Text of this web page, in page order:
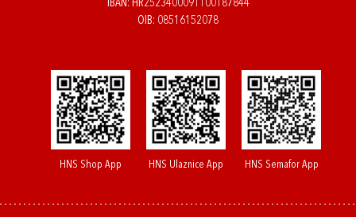
IBAN: HR2523400091100187844
OIB: 08516152078
HNS Shop App HNS Ulaznice App HNS Semafor App